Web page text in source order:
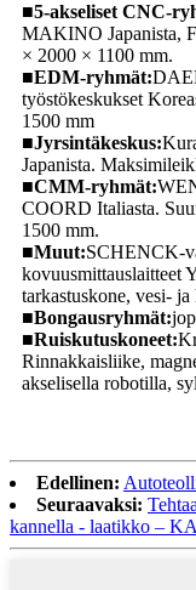
■5-akseliset CNC-
MAKINO Japanista,
× 2000 × 1100 mm.
■EDM-ryhmät:
työstökeskukset
1500 mm
■Jyrsintäkeskus:
Japanista.
■CMM-ryhmät:
COORD Italiasta.
1500 mm.
■Muut:SCHENCK-
kovuusmittauslaitteet
tarkastuskone, vesi-
■Bongausryhmät:
■Ruiskutuskoneet:
Rinnakkaisliike,
akselisella robotilla,
Edellinen:
Seuraavaksi:
kannella - laatikko –